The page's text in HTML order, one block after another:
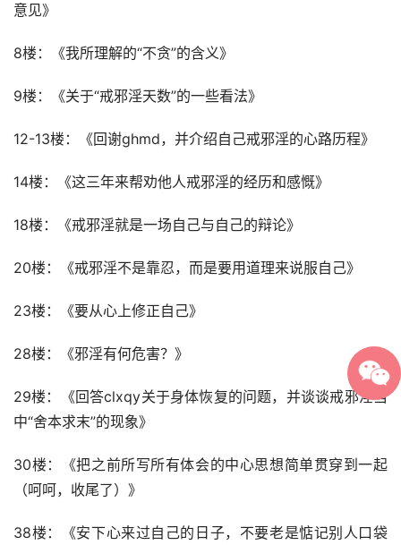
意见》
8楼：《我所理解的“不贪”的含义》
9楼：《关于“戒邪淫天数”的一些看法》
12-13楼：《回谢ghmd，并介绍自己戒邪淫的心路历程》
14楼：《这三年来帮劝他人戒邪淫的经历和感慨》
18楼：《戒邪淫就是一场自己与自己的辩论》
20楼：《戒邪淫不是靠忍，而是要用道理来说服自己》
23楼：《要从心上修正自己》
28楼：《邪淫有何危害？》
29楼：《回答clxqy关于身体恢复的问题，并谈谈戒邪淫当
中“舍本求末”的现象》
30楼：《把之前所写所有体会的中心思想简单贯穿到一起
（呵呵，收尾了）》
38楼：《安下心来过自己的日子，不要老是惦记别人口袋